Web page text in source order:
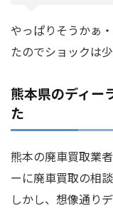
やっぱりそうかぁ
たのでショックは
熊本県のディー
た
熊本の廃車買取業
ーに廃車買取の相
しかし、想像通り